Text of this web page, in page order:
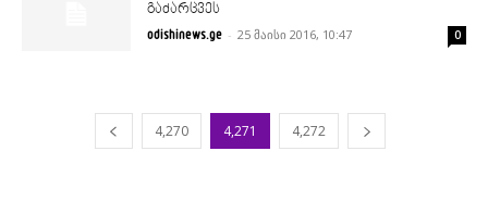
გაძარცვეს
odishinews.ge - 25 მაისი 2016, 10:47 0
4,270 4,271 4,272